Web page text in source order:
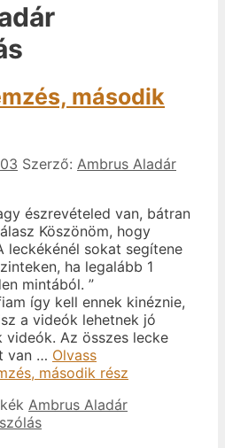
második
Szerző: Ambrus Aladár
észrevételed van, bátran
Köszönöm, hogy
leckékénél sokat segítene
ha legalább 1
mintából. ”
így kell ennek kinéznie,
a videók lehetnek jó
videók. Az összes lecke
van … Olvass
második rész
Ambrus Aladár